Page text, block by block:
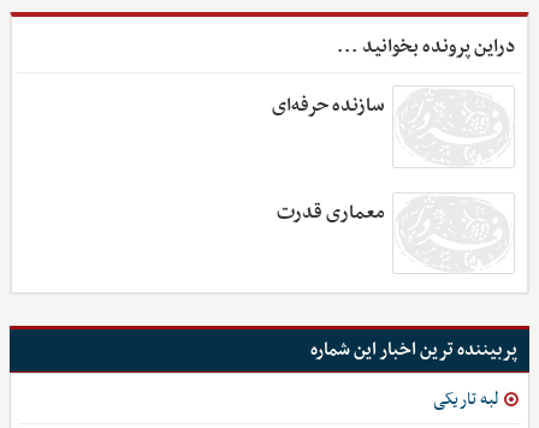
دراین پرونده بخوانید ...
سازنده حرفه‌ای
معماری قدرت
پربیننده ترین اخبار این شماره
لبه تاریکی